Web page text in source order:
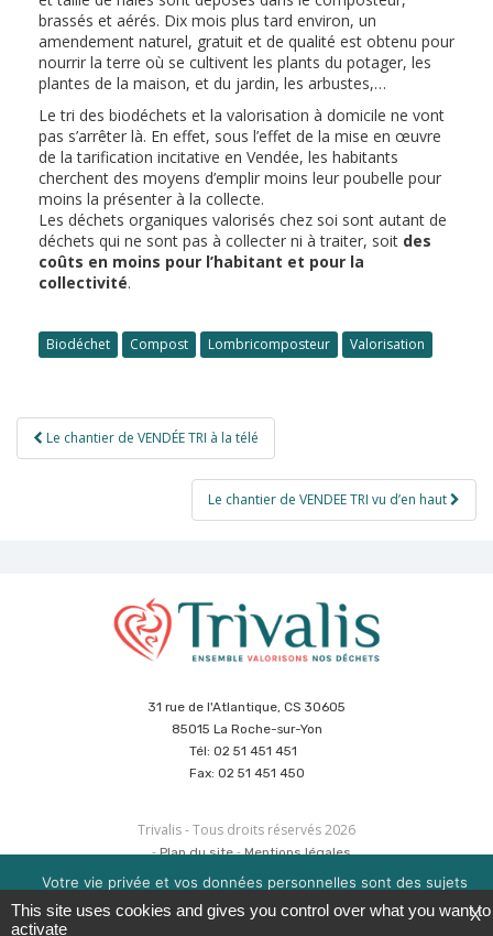
brassés et aérés. Dix mois plus tard environ, un
amendement naturel, gratuit et de qualité est obtenu pour
nourrir la terre où se cultivent les plants du potager, les
plantes de la maison, et du jardin, les arbustes,…
Le tri des biodéchets et la valorisation à domicile ne vont
pas s’arrêter là. En effet, sous l’effet de la mise en œuvre
de la tarification incitative en Vendée, les habitants
cherchent des moyens d’emplir moins leur poubelle pour
moins la présenter à la collecte.
Les déchets organiques valorisés chez soi sont autant de
déchets qui ne sont pas à collecter ni à traiter, soit des
coûts en moins pour l’habitant et pour la
collectivité.
Biodéchet Compost Lombricomposteur Valorisation
Navigation
de
Le chantier de VENDÉE TRI à la télé
Le chantier de VENDEE TRI vu d’en haut
31 rue de l'Atlantique, CS 30605
85015 La Roche-sur-Yon
Tél: 02 51 451 451
Fax: 02 51 451 450
Trivalis - Tous droits réservés 2026
Plan du site
Mentions légales
Politique de sécurité des données
Réalisation :Agence CUBE&Hypaepa
Votre vie privée et vos données personnelles sont des sujets
importants pour nous. Consultez notre politique de
confidentialité pour en savoir plus. Nous utilisons des cookies
X
This site uses cookies and gives you control over what you want to
activate